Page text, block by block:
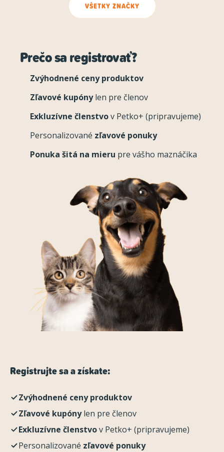
VŠETKY ZNAČKY
Prečo sa registrovať?
Zvýhodnené ceny produktov
Zľavové kupónylen pre členov
Exkluzívne členstvov Petko+ (pripravujeme)
Personalizované zľavové ponuky
Ponuka šitá na mieru pre vášho maznáčika
Registrujte sa a získate:
Zvýhodnené ceny produktov
Zľavové kupónylen pre členov
Exkluzívne členstvov Petko+ (pripravujeme)
Personalizované zľavové ponuky